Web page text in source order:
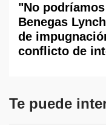
"No
Benegas
de
conflicto de
Te puede